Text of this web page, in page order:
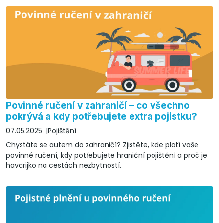
Povinné ručení v zahraničí – co všechno
pokrývá a kdy potřebujete extra pojistku?
07.05.2025
Pojištění
Chystáte se autem do zahraničí? Zjistěte, kde platí vaše
povinné ručení, kdy potřebujete hraniční pojištění a proč je
havarijko na cestách nezbytností.